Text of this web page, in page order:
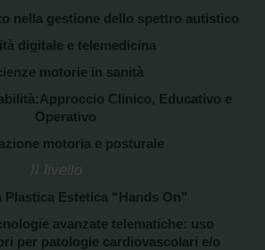
nella gestione dello spettro autistico
digitale e telemedicina
motorie in sanità
Clinico, Educativo e
Operativo
motoria e posturale
II livello
Plastica Estetica “Hands On"
avanzate telematiche: uso
per patologie cardiovascolari e/o